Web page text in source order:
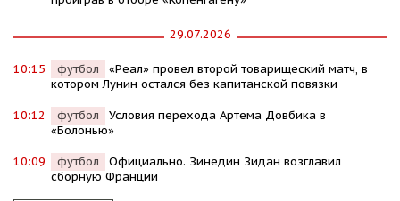
29.07.2026
10:15 футбол
«Реал» провел второй товарищеский матч, в
котором Лунин остался без капитанской повязки
10:12 футбол
Условия перехода Артема Довбика в
«Болонью»
10:09 футбол
Официально. Зинедин Зидан возглавил
сборную Франции